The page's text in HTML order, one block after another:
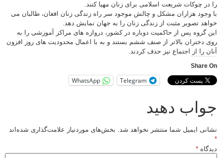
چوکات شریعت اسلامی برای زنان مهیا کنند.
هزاران مشکل و چالش موجود سر راه زندگی زنان افغان، طالبان می
تصویر مثبت از زندگی زنان را به جهان نمایش دهد.
گروه پس از حاکمیت دوباره در کشور، دروازه های مراکز آموزشی را به
دختران بالاتر از صنف ششم بستند و به با اعمال محدودیت های روز افزون
را از اجتماع نیز حذف کردند.
Telegram
WhatsApp
دهید
ایمیل شما منتشر نخواهد شد. بخش‌های موردنیاز علامت‌گذاری شده‌اند
*